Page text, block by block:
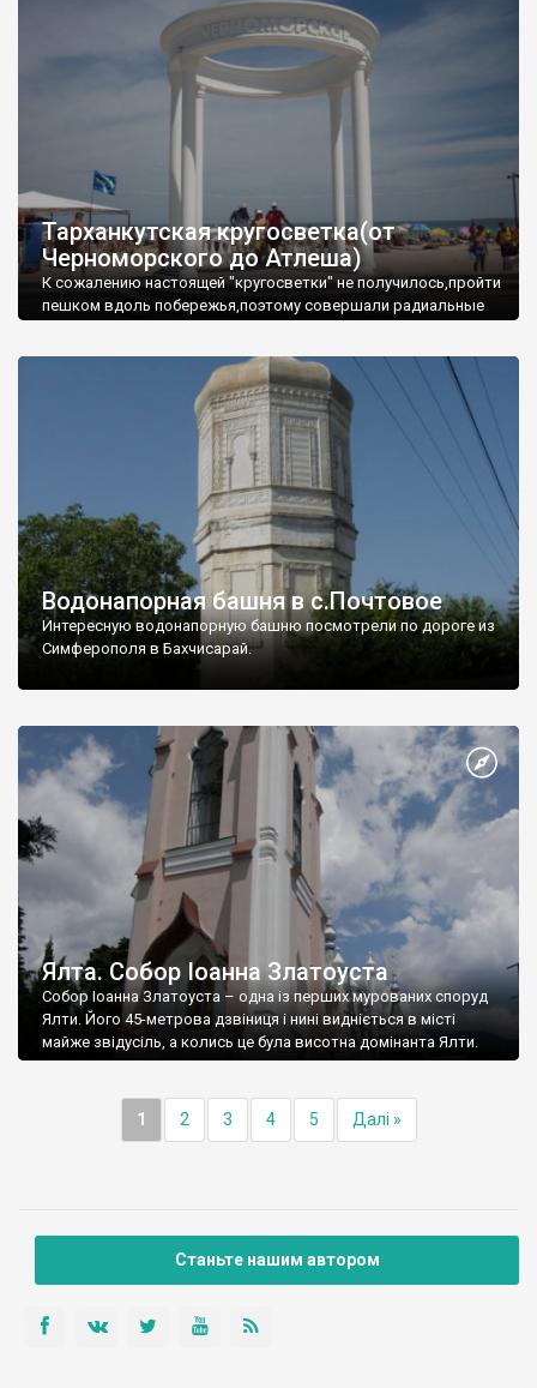
Тарханкутская кругосветка(от
Черноморского до Атлеша)
К сожалению настоящей "кругосветки" не получилось,пройти
пешком вдоль побережья,поэтому совершали радиальные
Водонапорная башня в с.Почтовое
Интересную водонапорную башню посмотрели по дороге из
Симферополя в Бахчисарай.
Ялта. Собор Іоанна Златоуста
Собор Іоанна Златоуста – одна із перших мурованих споруд
Ялти. Його 45-метрова дзвіниця і нині видніється в місті
майже звідусіль, а колись це була висотна домінанта Ялти.
1 2 3 4 5 Далі »
Станьте нашим автором